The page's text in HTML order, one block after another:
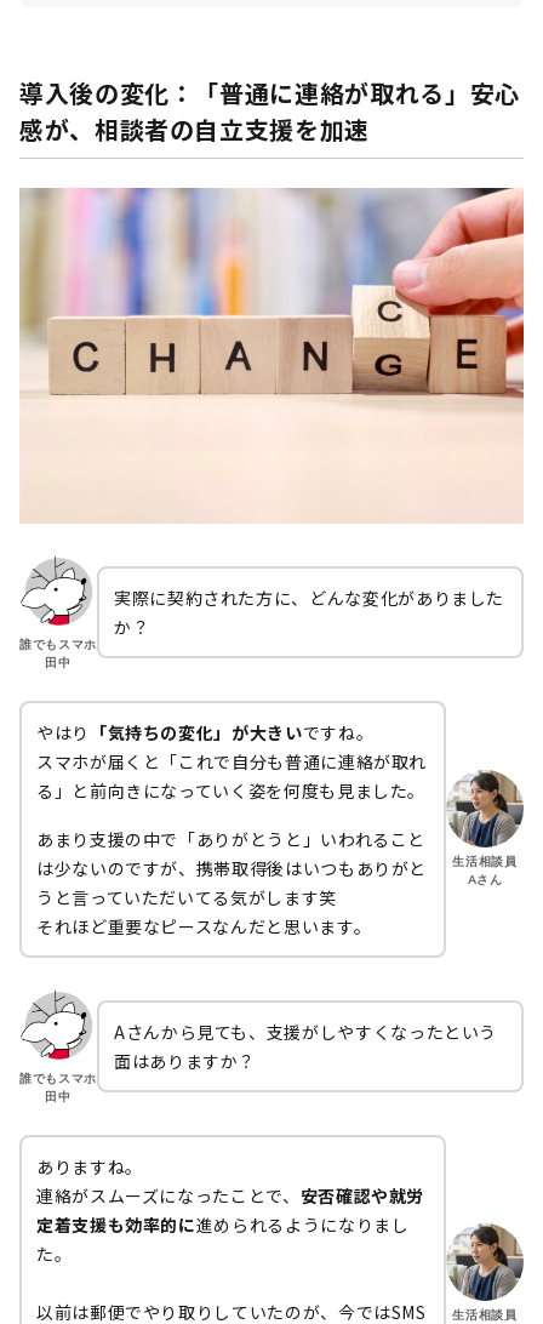
導入後の変化：「普通に連絡が取れる」安心
感が、相談者の自立支援を加速
誰でもスマホ
田中
実際に契約された方に、どんな変化がありました
か？
生活相談員
Aさん
やはり 「気持ちの変化」が大きいですね。
スマホが届くと「これで自分も普通に連絡が取れ
る」と前向きになっていく姿を何度も見ました。
あまり支援の中で「ありがとうと」いわれること
は少ないのですが、携帯取得後はいつもありがと
うと言っていただいてる気がします笑
それほど重要なピースなんだと思います。
誰でもスマホ
田中
Aさんから見ても、支援がしやすくなったという
面はありますか？
生活相談員
ありますね。
連絡がスムーズになったことで、 安否確認や就労
定着支援も効率的に進められるようになりまし
た。
以前は郵便でやり取りしていたのが、今ではSMS